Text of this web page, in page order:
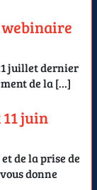
juillet dernier
de la […]
juin
de la prise de
donne